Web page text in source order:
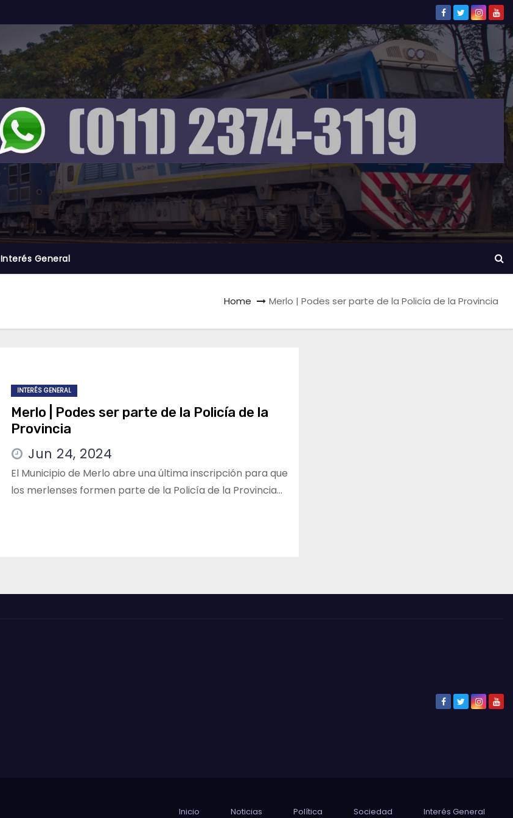
Interés General
Home Merlo | Podes ser parte de la Policía de la Provincia
INTERÉS GENERAL
Merlo | Podes ser parte de la Policía de la
Provincia
Jun 24, 2024
El Municipio de Merlo abre una última inscripción para que
los merlenses formen parte de la Policía de la Provincia…
Inicio Noticias Política Sociedad Interés General